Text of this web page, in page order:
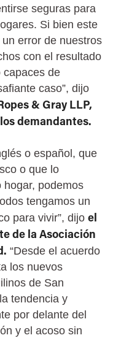
seguras para
Si bien este
error de nuestros
con el resultado
capaces de
caso”, dijo
& Gray LLP,
demandantes.
o español, que
o que lo
hogar, podemos
tengamos un
para vivir”, dijo el
de la Asociación
“Desde el acuerdo
los nuevos
de San
tendencia y
por delante del
y el acoso sin